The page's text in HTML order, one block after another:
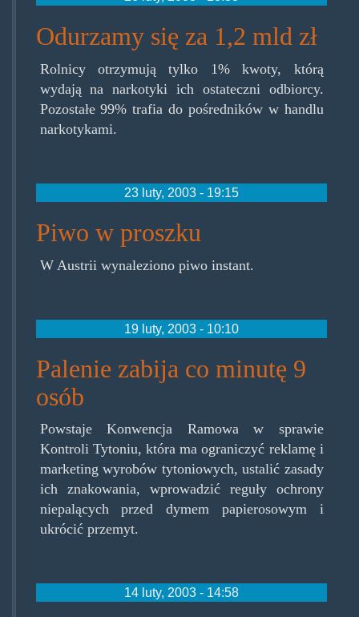
Odurzamy się za 1,2 mld zł
Rolnicy otrzymują tylko 1% kwoty, którą
wydają na narkotyki ich ostateczni odbiorcy.
Pozostałe 99% trafia do pośredników w handlu
narkotykami.
23 luty, 2003 - 19:15
Piwo w proszku
W Austrii wynaleziono piwo instant.
19 luty, 2003 - 10:10
Palenie zabija co minutę 9
osób
Powstaje Konwencja Ramowa w sprawie
Kontroli Tytoniu, która ma ograniczyć reklamę i
marketing wyrobów tytoniowych, ustalić zasady
ich znakowania, wprowadzić reguły ochrony
niepalących przed dymem papierosowym i
ukrócić przemyt.
14 luty, 2003 - 14:58